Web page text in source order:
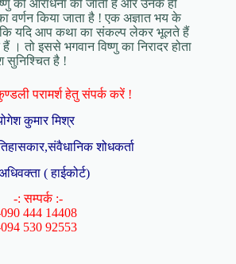
की आराधना की जाती है और उनके ही
किया जाता है ! एक अज्ञात भय के
कि यदि आप कथा का संकल्प लेकर भूलते हैं
। तो इससे भगवान विष्णु का निरादर होता
है !
परामर्श हेतु संपर्क करें !
कुमार मिश्र
शोधकर्ता
( हाईकोर्ट)
-: सम्पर्क :-
444 14408
530 92553